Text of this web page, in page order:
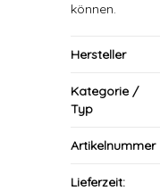
können.
Hersteller
Kategorie /
Typ
Artikelnummer
Lieferzeit: